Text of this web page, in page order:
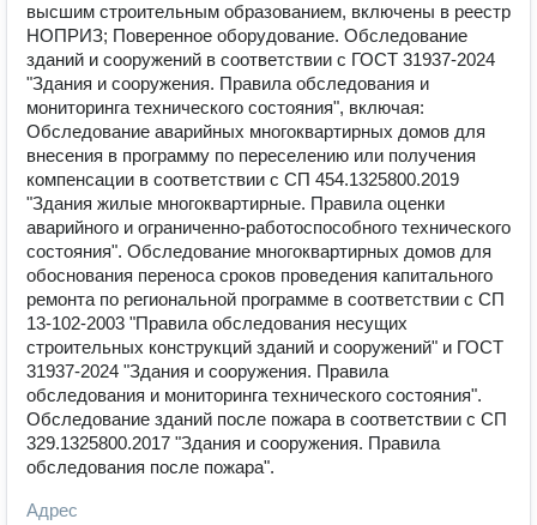
высшим строительным образованием, включены в реестр
НОПРИЗ; Поверенное оборудование. Обследование
зданий и сооружений в соответствии с ГОCТ 31937-2024
"Здания и сооружения. Правила обследования и
мониторинга технического состояния", включая:
Обследование аварийных многоквартирных домов для
внесения в программу по переселению или получения
компенсации в соответствии с СП 454.1325800.2019
"Здания жилые многоквартирные. Правила оценки
аварийного и ограниченно-работоспособного технического
состояния". Обследование многоквартирных домов для
обоснования переноса сроков проведения капитального
ремонта по региональной программе в соответствии с СП
13-102-2003 "Правила обследования несущих
строительных конструкций зданий и сооружений" и ГОCТ
31937-2024 "Здания и сооружения. Правила
обследования и мониторинга технического состояния".
Обследование зданий после пожара в соответствии с СП
329.1325800.2017 "Здания и сооружения. Правила
обследования после пожара".
Адрес